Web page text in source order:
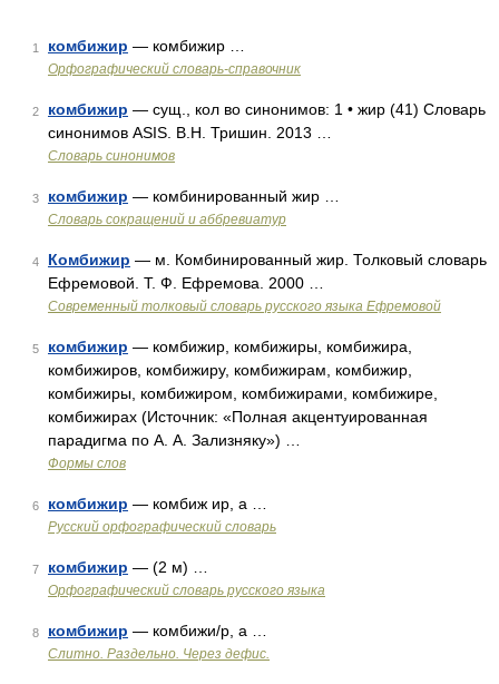
1 комбижир — комбижир …
Орфографический словарь-справочник
2 комбижир — сущ., кол во синонимов: 1 • жир (41) Словарь
синонимов ASIS. В.Н. Тришин. 2013 …
Словарь синонимов
3 комбижир — комбинированный жир …
Словарь сокращений и аббревиатур
4 Комбижир — м. Комбинированный жир. Толковый словарь
Ефремовой. Т. Ф. Ефремова. 2000 …
Современный толковый словарь русского языка Ефремовой
5 комбижир — комбижир, комбижиры, комбижира,
комбижиров, комбижиру, комбижирам, комбижир,
комбижиры, комбижиром, комбижирами, комбижире,
комбижирах (Источник: «Полная акцентуированная
парадигма по А. А. Зализняку») …
Формы слов
6 комбижир — комбиж ир, а …
Русский орфографический словарь
7 комбижир — (2 м) …
Орфографический словарь русского языка
8 комбижир — комбижи/р, а …
Слитно. Раздельно. Через дефис.